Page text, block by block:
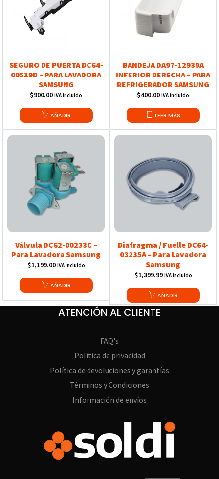
SEGURO DE PUERTA DC64-
00519D – PARA LAVADORA
SAMSUNG
$900.00 IVA incluido
AÑADIR
BANDEJA DA97-12939A
INFERIOR DERECHA – PARA
REFRIGERADOR SAMSUNG
$400.00 IVA incluido
LEER MÁS
Válvula DC62-00233C –
Para Lavadora Samsung
$1,199.00 IVA incluido
AÑADIR
Diafragma / Fuelle DC64-
03235A – Para Lavadora
Samsung
$1,399.99 IVA incluido
AÑADIR
ATENCIÓN AL CLIENTE
FAQ's
Política de privacidad
Política de devoluciones y garantías
Términos y Condiciones
Información de envíos